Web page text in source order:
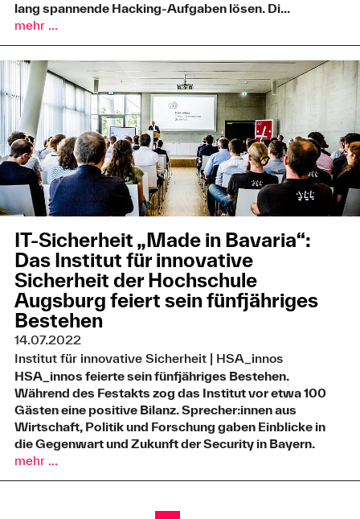
lang spannende Hacking-Aufgaben lösen. Di...
mehr ...
IT-Sicherheit „Made in Bavaria“:
Das Institut für innovative
Sicherheit der Hochschule
Augsburg feiert sein fünfjähriges
Bestehen
14.07.2022
Institut für innovative Sicherheit | HSA_innos
HSA_innos feierte sein fünfjähriges Bestehen.
Während des Festakts zog das Institut vor etwa 100
Gästen eine positive Bilanz. Sprecher:innen aus
Wirtschaft, Politik und Forschung gaben Einblicke in
die Gegenwart und Zukunft der Security in Bayern.
mehr ...